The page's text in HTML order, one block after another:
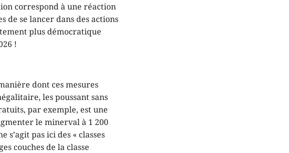
correspond à une réaction
de se lancer dans des actions
plus démocratique
!
dont ces mesures
les poussant sans
par exemple, est une
le minerval à 1 200
pas ici des « classes
couches de la classe